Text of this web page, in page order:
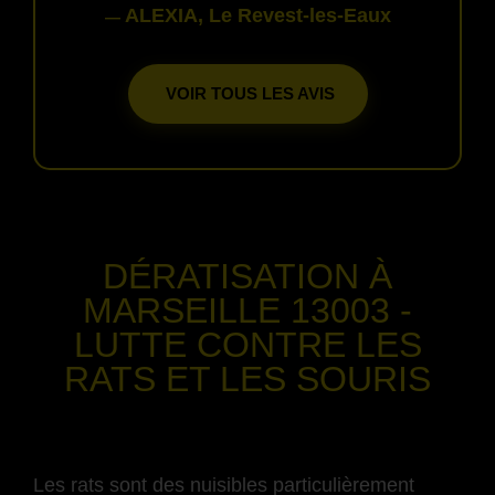
— ALEXIA, Le Revest-les-Eaux
VOIR TOUS LES AVIS
DÉRATISATION À
MARSEILLE 13003 -
LUTTE CONTRE LES
RATS ET LES SOURIS
Les rats sont des nuisibles particulièrement